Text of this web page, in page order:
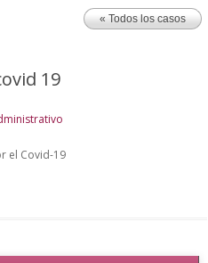
« Todos los casos
19
el Covid-19